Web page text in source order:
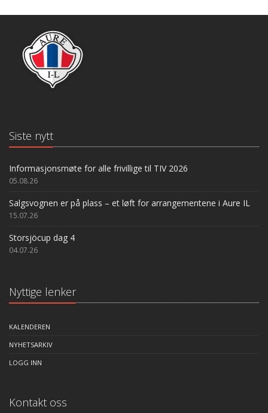
Siste nytt
Informasjonsmøte for alle frivillige til TIV 2026
05.08.26
Salgsvognen er på plass – et løft for arrangementene i Aure IL
15.07.26
Storsjöcup dag 4
04.07.26
Nyttige lenker
KALENDEREN
NYHETSARKIV
LOGG INN
Kontakt oss